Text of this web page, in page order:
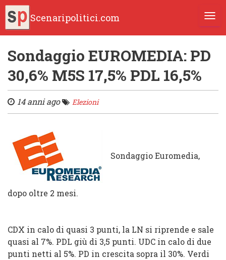
Scenaripolitici.com
Sondaggio EUROMEDIA: PD
30,6% M5S 17,5% PDL 16,5%
14 anni ago Elezioni
Sondaggio Euromedia,
dopo oltre 2 mesi.
CDX in calo di quasi 3 punti, la LN si riprende e sale
quasi al 7%. PDL giù di 3,5 punti. UDC in calo di due
punti netti al 5%. PD in crescita sopra il 30%. Verdi